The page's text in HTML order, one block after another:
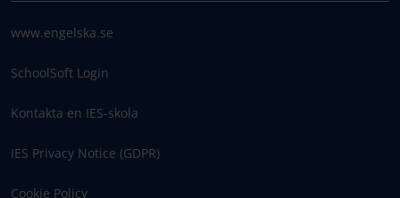
www.engelska.se
SchoolSoft Login
Kontakta en IES-skola
IES Privacy Notice (GDPR)
Cookie Policy